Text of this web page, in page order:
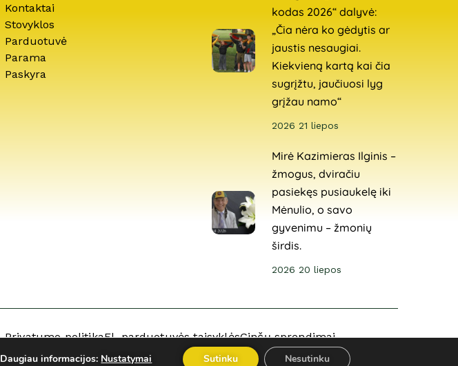
Kontaktai
Stovyklos
Parduotuvė
Parama
Paskyra
kodas 2026“ dalyvė:
„Čia nėra ko gėdytis ar
jaustis nesaugiai.
Kiekvieną kartą kai čia
sugrįžtu, jaučiuosi lyg
grįžau namo“
2026 21 liepos
Mirė Kazimieras Ilginis –
žmogus, dviračiu
pasiekęs pusiaukelę iki
Mėnulio, o savo
gyvenimu – žmonių
širdis.
2026 20 liepos
Privatumo politikaEl. parduotuvės taisyklėsGinčų sprendimai
Daugiau informacijos: Nustatymai Sutinku Nesutinku